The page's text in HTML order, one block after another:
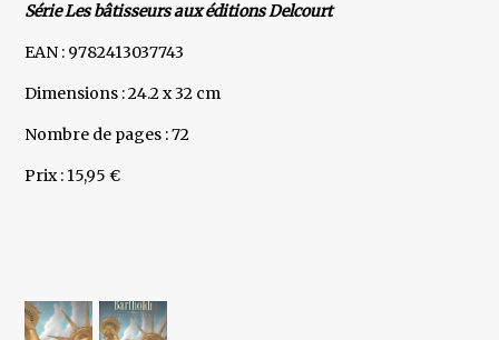
Série Les bâtisseurs aux éditions Delcourt
EAN : 9782413037743
Dimensions : 24.2 x 32 cm
Nombre de pages : 72
Prix : 15,95 €